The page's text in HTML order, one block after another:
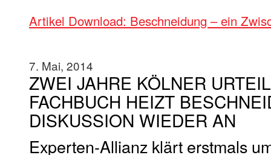
Artikel Download: Beschneidung – ein
7. Mai, 2014
ZWEI JAHRE KÖLNER
FACHBUCH HEIZT
DISKUSSION WIEDER AN
Experten-Allianz klärt erstmals